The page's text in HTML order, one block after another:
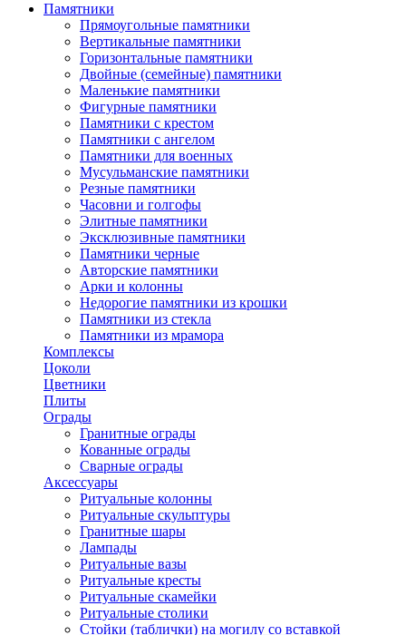
Памятники
Прямоугольные памятники
Вертикальные памятники
Горизонтальные памятники
Двойные (семейные) памятники
Маленькие памятники
Фигурные памятники
Памятники с крестом
Памятники с ангелом
Памятники для военных
Мусульманские памятники
Резные памятники
Часовни и голгофы
Элитные памятники
Эксклюзивные памятники
Памятники черные
Авторские памятники
Арки и колонны
Недорогие памятники из крошки
Памятники из стекла
Памятники из мрамора
Комплексы
Цоколи
Цветники
Плиты
Ограды
Гранитные ограды
Кованные ограды
Сварные ограды
Аксессуары
Ритуальные колонны
Ритуальные скульптуры
Гранитные шары
Лампады
Ритуальные вазы
Ритуальные кресты
Ритуальные скамейки
Ритуальные столики
Стойки (таблички) на могилу со вставкой